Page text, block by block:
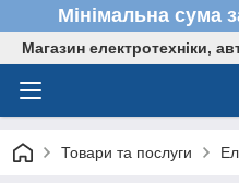
Мінімальна сума
Магазин електротехніки,
Товари та послуги